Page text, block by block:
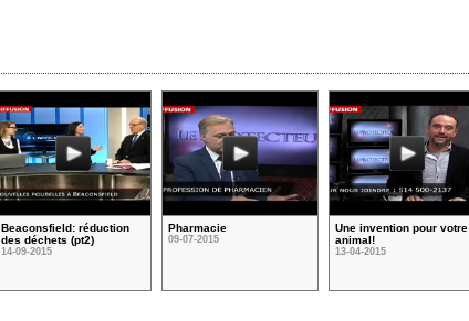
Beaconsfield: réduction
des déchets (pt2)
14-09-2015
Pharmacie
09-07-2015
Une invention pour votre
animal!
13-04-2015